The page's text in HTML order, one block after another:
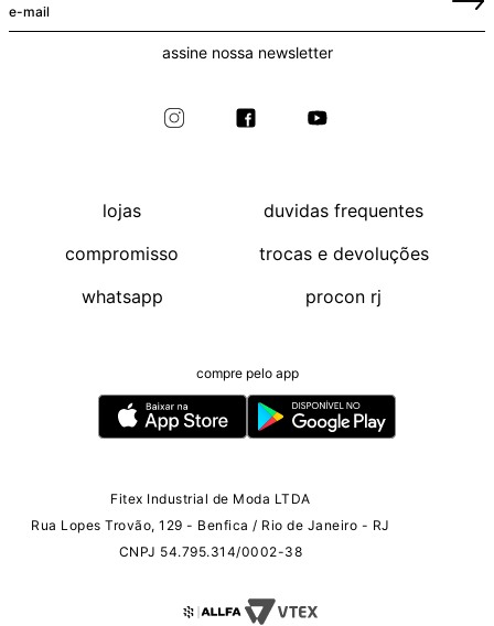
assine nossa newsletter
lojas
compromisso
whatsapp
duvidas frequentes
trocas e devoluções
procon rj
compre pelo app
Fitex Industrial de Moda LTDA
Rua Lopes Trovão, 129 - Benfica / Rio de Janeiro - RJ
CNPJ 54.795.314/0002-38